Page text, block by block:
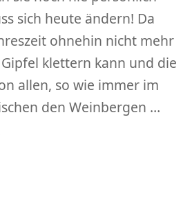
sich heute ändern! Da
ohnehin nicht mehr
klettern kann und die
allen, so wie immer im
den Weinbergen …
– Eislöcher – Kreuzstein